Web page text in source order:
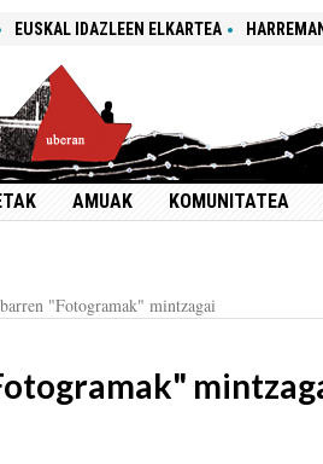
EUSKAL IDAZLEEN ELKARTEA
AMUAK KOMUNITATEA
"Fotogramak" mintzagai